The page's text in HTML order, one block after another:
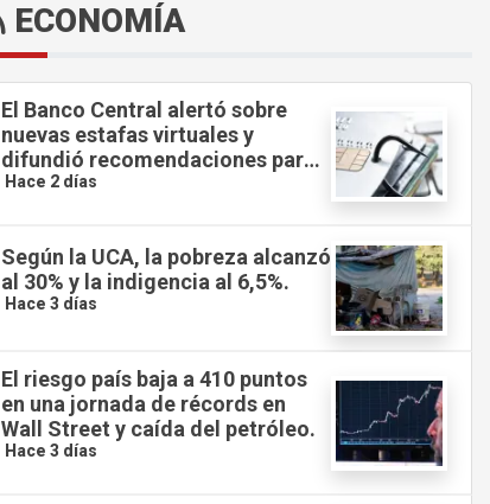
ECONOMÍA
El Banco Central alertó sobre
nuevas estafas virtuales y
difundió recomendaciones para
evitar fraudes.
Hace 2 días
Según la UCA, la pobreza alcanzó
al 30% y la indigencia al 6,5%.
Hace 3 días
El riesgo país baja a 410 puntos
en una jornada de récords en
Wall Street y caída del petróleo.
Hace 3 días